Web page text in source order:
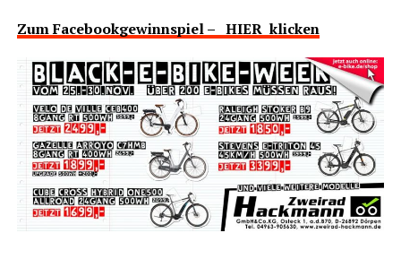
Zum Face­book­ge­winn­spiel – HIER klicken